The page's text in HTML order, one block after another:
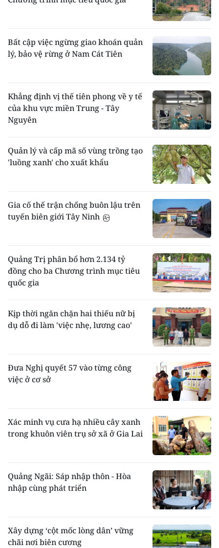
Bất cập việc ngừng giao khoán quản
lý, bảo vệ rừng ở Nam Cát Tiên
Khẳng định vị thế tiên phong về y tế
của khu vực miền Trung - Tây
Nguyên
Quản lý và cấp mã số vùng trồng tạo
'luồng xanh' cho xuất khẩu
Gia cố thế trận chống buôn lậu trên
tuyến biên giới Tây Ninh
Quảng Trị phân bổ hơn 2.134 tỷ
đồng cho ba Chương trình mục tiêu
quốc gia
Kịp thời ngăn chặn hai thiếu nữ bị
dụ dỗ đi làm 'việc nhẹ, lương cao'
Đưa Nghị quyết 57 vào từng công
việc ở cơ sở
Xác minh vụ cưa hạ nhiều cây xanh
trong khuôn viên trụ sở xã ở Gia Lai
Quảng Ngãi: Sáp nhập thôn - Hòa
nhập cùng phát triển
Xây dựng ‘cột mốc lòng dân’ vững
chãi nơi biên cương